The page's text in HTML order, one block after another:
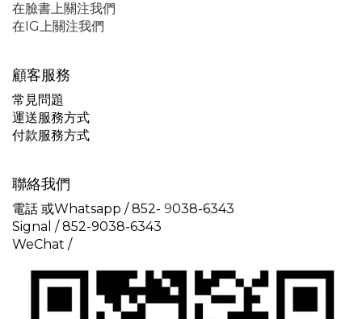
在臉書上關注我們
在IG上關注我們
顧客服務
常見問題
運送服務方式
付款服務方式
聯絡我們
電話 或Whatsapp / 852- 9038-6343
Signal /852-9038-6343
WeChat /